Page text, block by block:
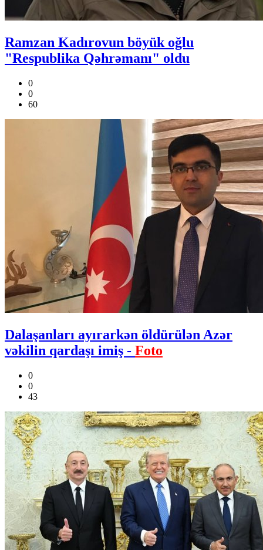
Ramzan Kadırovun böyük oğlu
"Respublika Qəhrəmanı" oldu
0
0
60
Dalaşanları ayırarkən öldürülən Azər
vəkilin qardaşı imiş - Foto
0
0
43